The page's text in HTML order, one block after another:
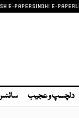
E-PAPERSINDHI E-PAPER
دلچسپ و عجیب